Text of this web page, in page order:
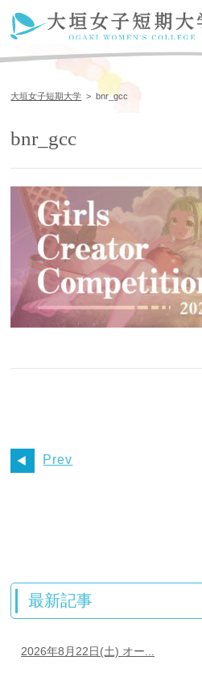
大垣女子短期大学 >bnr_gcc
bnr_gcc
Prev
最新記事
2026年8月22日(土) オー...